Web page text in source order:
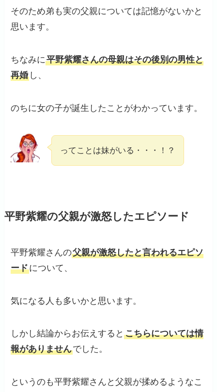
そのため弟も実の父親については記憶がないかと
思います。
ちなみに平野紫耀さんの母親はその後別の男性と
再婚 し、
のちに女の子が誕生したことがわかっています。
ってことは妹がいる・・・！？
平野紫耀の父親が激怒したエピソード
平野紫耀さんの父親が激怒したと言われるエピソ
ードについて、
気になる人も多いかと思います。
しかし結論からお伝えするとこちらについては情
報がありませんでした。
というのも平野紫耀さんと父親が揉めるようなこ